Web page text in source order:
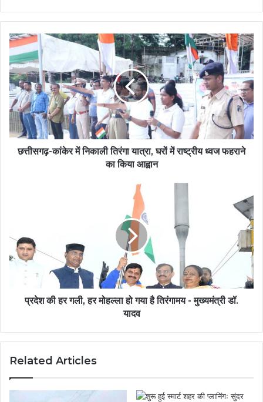
छत्तीसगढ़-कांकेर में निकाली तिरंगा यात्रा, घरों में राष्ट्रीय ध्वज फहराने
का किया आह्वान
प्रदेश की हर गली, हर मोहल्ला हो गया है तिरंगामय - मुख्यमंत्री डॉ.
यादव
Related Articles